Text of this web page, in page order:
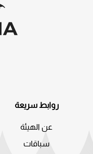
روابط سريعة
عن الهيئة
سباقات